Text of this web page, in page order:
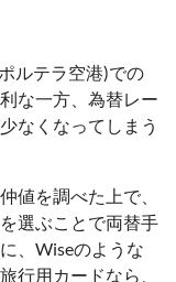
ルテラ空港)での
な一方、為替レー
なくなってしまう
値を調べた上で、
選ぶことで両替手
、Wiseのような
行用カードなら、